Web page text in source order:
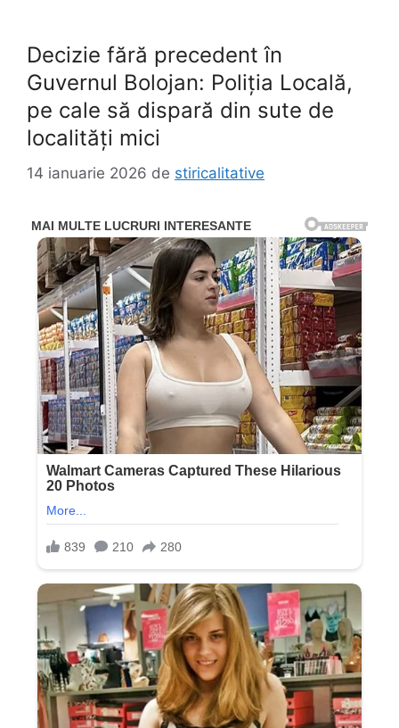
Decizie fără precedent în
Guvernul Bolojan: Poliția Locală,
pe cale să dispară din sute de
localități mici
14 ianuarie 2026 de stiricalitative